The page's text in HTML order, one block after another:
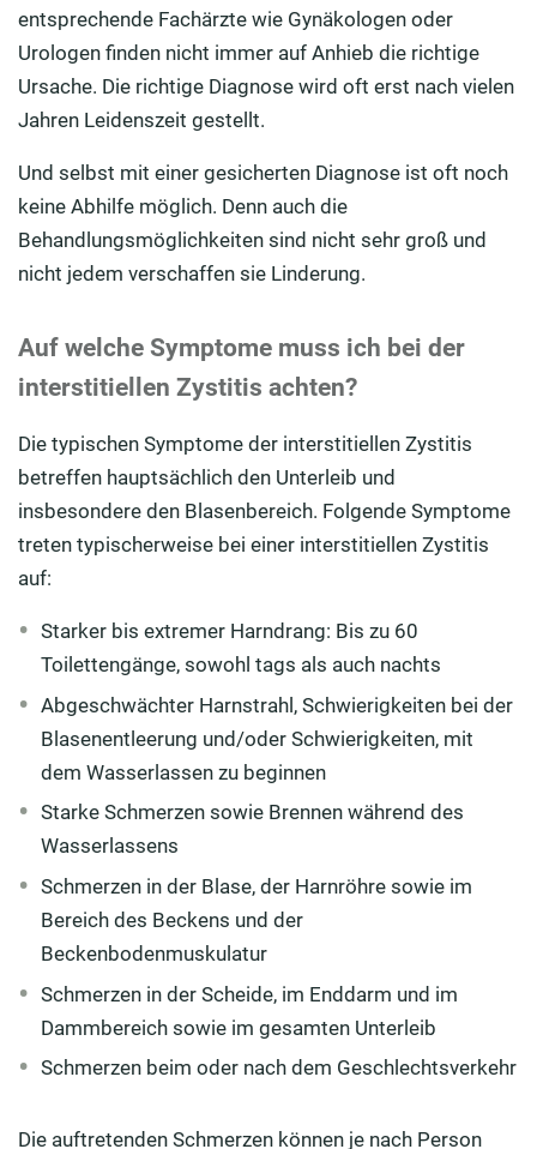
entsprechende Fachärzte wie Gynäkologen oder
Urologen finden nicht immer auf Anhieb die richtige
Ursache. Die richtige Diagnose wird oft erst nach vielen
Jahren Leidenszeit gestellt.
Und selbst mit einer gesicherten Diagnose ist oft noch
keine Abhilfe möglich. Denn auch die
Behandlungsmöglichkeiten sind nicht sehr groß und
nicht jedem verschaffen sie Linderung.
Auf welche Symptome muss ich bei der
interstitiellen Zystitis achten?
Die typischen Symptome der interstitiellen Zystitis
betreffen hauptsächlich den Unterleib und
insbesondere den Blasenbereich. Folgende Symptome
treten typischerweise bei einer interstitiellen Zystitis
auf:
Starker bis extremer Harndrang: Bis zu 60
Toilettengänge, sowohl tags als auch nachts
Abgeschwächter Harnstrahl, Schwierigkeiten bei der
Blasenentleerung und/oder Schwierigkeiten, mit
dem Wasserlassen zu beginnen
Starke Schmerzen sowie Brennen während des
Wasserlassens
Schmerzen in der Blase, der Harnröhre sowie im
Bereich des Beckens und der
Beckenbodenmuskulatur
Schmerzen in der Scheide, im Enddarm und im
Dammbereich sowie im gesamten Unterleib
Schmerzen beim oder nach dem Geschlechtsverkehr
Die auftretenden Schmerzen können je nach Person